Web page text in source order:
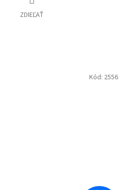
ZDIEĽAŤ
Kód: 2556